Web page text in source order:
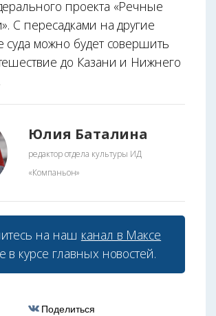
проекта «Речные
С пересадками на другие
суда можно будет совершить
до Казани и Нижнего
Юлия Баталина
редактор отдела культуры ИД
«Компаньон»
на наш канал в Максе
в курсе главных новостей.
Поделиться